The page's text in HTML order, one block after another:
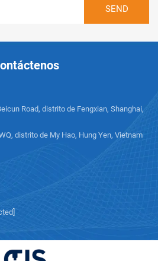
Road, distrito de Fengxian, Shanghai,
distrito de My Hao, Hung Yen, Vietnam